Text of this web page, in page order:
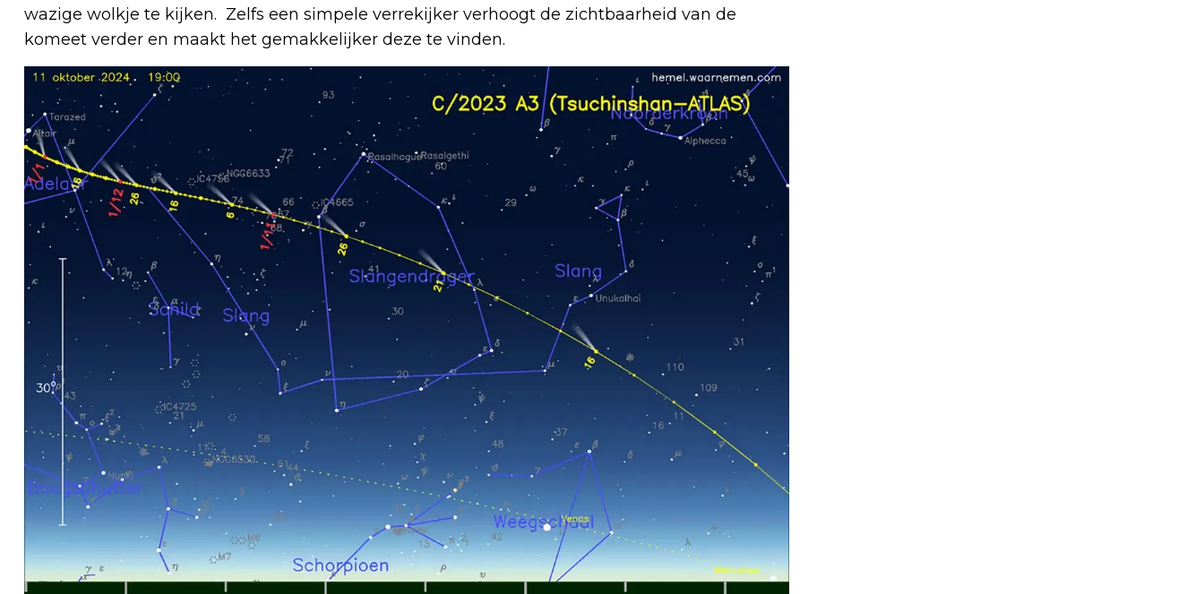
wazige wolkje te kijken. Zelfs een simpele verrekijker verhoogt de zichtbaarheid van de
komeet verder en maakt het gemakkelijker deze te vinden.